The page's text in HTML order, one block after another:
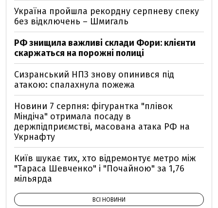
Україна пройшла рекордну серпневу спеку
без відключень – Шмигаль
РФ знищила важливі склади Фори: клієнти
скаржаться на порожні полиці
Сизранський НПЗ знову опинився під
атакою: спалахнула пожежа
Новини 7 серпня: фігурантка "плівок
Міндіча" отримала посаду в
держпідприємстві, масована атака РФ на
Укрнафту
Київ шукає тих, хто відремонтує метро між
"Тараса Шевченко" і "Почайною" за 1,76
мільярда
ВСІ НОВИНИ